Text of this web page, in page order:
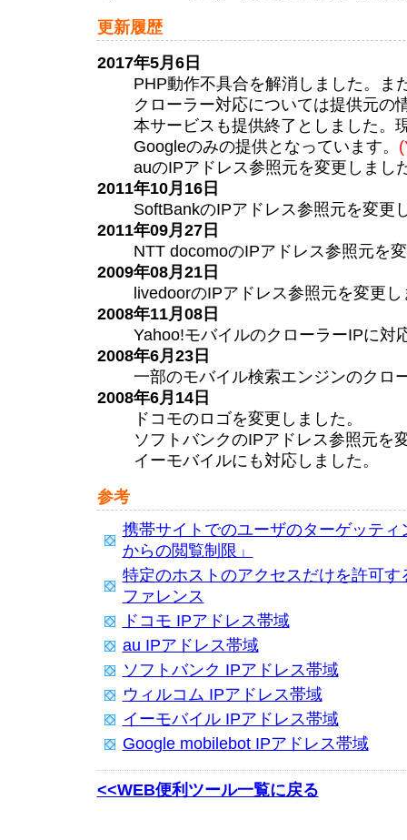
更新履歴
2017年5月6日
PHP動作不具合を解消しました。ま
クローラー対応については提供元の
本サービスも提供終了としました。
Googleのみの提供となっています。
auのIPアドレス参照元を変更しまし
2011年10月16日
SoftBankのIPアドレス参照元を変更
2011年09月27日
NTT docomoのIPアドレス参照元を
2009年08月21日
livedoorのIPアドレス参照元を変更し
2008年11月08日
Yahoo!モバイルのクローラーIPに対
2008年6月23日
一部のモバイル検索エンジンのクロ
2008年6月14日
ドコモのロゴを変更しました。
ソフトバンクのIPアドレス参照元を
イーモバイルにも対応しました。
参考
携帯サイトでのユーザのターゲッテ
からの閲覧制限」
特定のホストのアクセスだけを許可
ファレンス
ドコモ IPアドレス帯域
au IPアドレス帯域
ソフトバンク IPアドレス帯域
ウィルコム IPアドレス帯域
イーモバイル IPアドレス帯域
Google mobilebot IPアドレス帯域
<<WEB便利ツール一覧に戻る